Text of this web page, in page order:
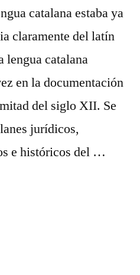
catalana estaba ya
claramente del latín
lengua catalana
en la documentación
del siglo XII. Se
jurídicos,
e históricos del …